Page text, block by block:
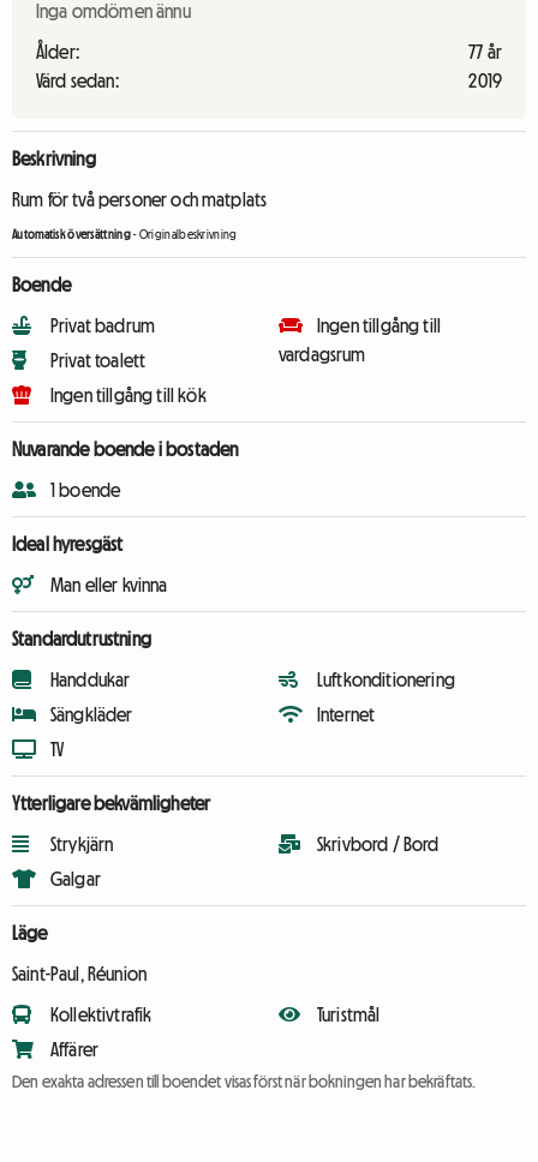
Inga omdömen ännu
Ålder:
77 år
Värd sedan:
2019
Beskrivning
Rum för två personer och matplats
Automatisk översättning-Originalbeskrivning
Boende
Privat badrum
Privat toalett
Ingen tillgång till kök
Ingen tillgång till
vardagsrum
Nuvarande boende i bostaden
1 boende
Ideal hyresgäst
Man eller kvinna
Standardutrustning
Handdukar
Sängkläder
TV
Luftkonditionering
Internet
Ytterligare bekvämligheter
Strykjärn
Galgar
Skrivbord / Bord
Läge
Saint-Paul, Réunion
Kollektivtrafik
Affärer
Turistmål
Den exakta adressen till boendet visas först när bokningen har bekräftats.